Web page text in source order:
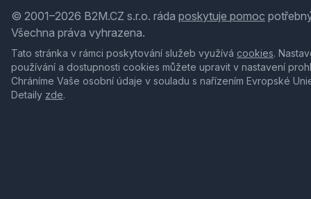
© 2001–2026 B2M.CZ s.r.o. ráda poskytuje pomoc
Všechna práva vyhrazena.
Tato stránka v rámci poskytování služeb využívá cookies.
používání a dostupnosti cookies můžete upravit v nastavení
Chráníme Vaše osobní údaje v souladu s nařízením Evropské
Detaily zde.